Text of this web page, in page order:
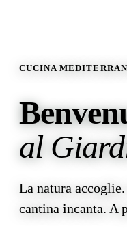
CUCINA
al
La natura
cantina incanta. A